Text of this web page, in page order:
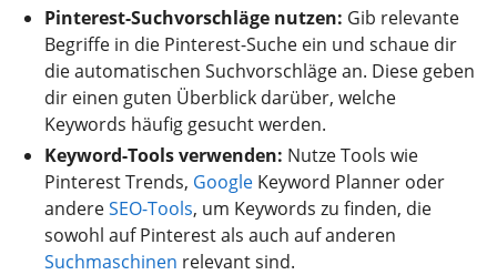
Pinterest-Suchvorschläge nutzen: Gib relevante
Begriffe in die Pinterest-Suche ein und schaue dir
die automatischen Suchvorschläge an. Diese geben
dir einen guten Überblick darüber, welche
Keywords häufig gesucht werden.
Keyword-Tools verwenden: Nutze Tools wie
Pinterest Trends, Google Keyword Planner oder
andereSEO-Tools, um Keywords zu finden, die
sowohl auf Pinterest als auch auf anderen
Suchmaschinen relevant sind.